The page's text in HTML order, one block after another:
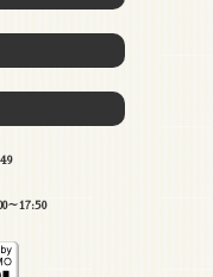
～17:50